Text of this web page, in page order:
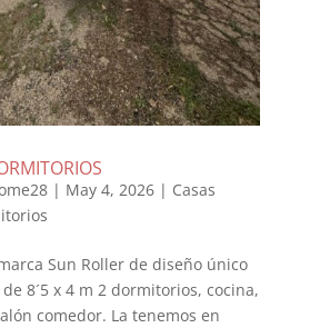
| May 4, 2026| Casas
Sun Roller de diseño único
8´5 x 4 m 2 dormitorios, cocina,
comedor. La tenemos en